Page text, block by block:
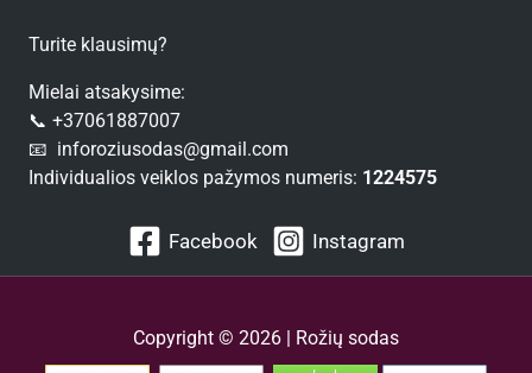
Turite klausimų?
Mielai atsakysime:
📞 +37061887007
📧 inforoziusodas@gmail.com
Individualios veiklos pažymos numeris: 1224575
Facebook Instagram
Copyright © 2026 | Rožių sodas